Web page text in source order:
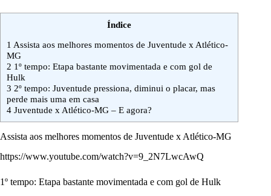
Índice
1 Assista aos melhores momentos de Juventude x Atlético-
MG
2 1º tempo: Etapa bastante movimentada e com gol de
Hulk
3 2º tempo: Juventude pressiona, diminui o placar, mas
perde mais uma em casa
4 Juventude x Atlético-MG – E agora?
Assista aos melhores momentos de Juventude x Atlético-MG
https://www.youtube.com/watch?v=9_2N7LwcAwQ
1º tempo: Etapa bastante movimentada e com gol de Hulk